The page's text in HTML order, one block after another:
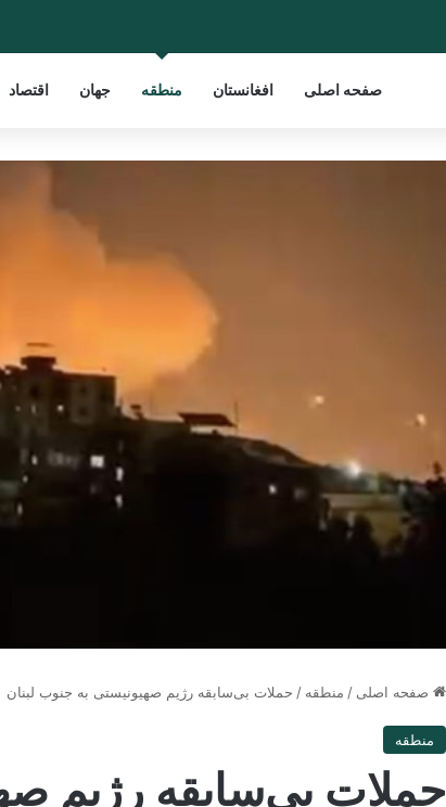
صفحه اصلی افغانستان منطقه جهان اقتصاد
صفحه اصلی / منطقه / حملات بی‌سابقه رژیم صهیونیستی به جنوب لبنان
منطقه
حملات بی‌سابقه رژیم